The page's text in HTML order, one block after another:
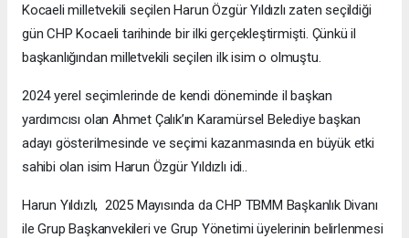
Kocaeli milletvekili seçilen Harun Özgür Yıldızlı zaten seçildiği
gün CHP Kocaeli tarihinde bir ilki gerçekleştirmişti. Çünkü il
başkanlığından milletvekili seçilen ilk isim o olmuştu.
2024 yerel seçimlerinde de kendi döneminde il başkan
yardımcısı olan Ahmet Çalık’ın Karamürsel Belediye başkan
adayı gösterilmesinde ve seçimi kazanmasında en büyük etki
sahibi olan isim Harun Özgür Yıldızlı idi..
Harun Yıldızlı, 2025 Mayısında da CHP TBMM Başkanlık Divanı
ile Grup Başkanvekileri ve Grup Yönetimi üyelerinin belirlenmesi